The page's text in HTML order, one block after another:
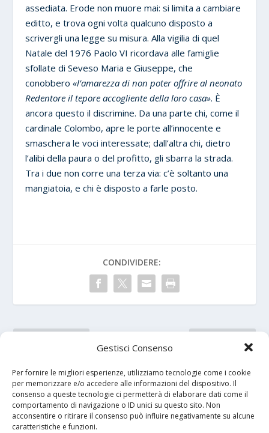
Gestisci Consenso
Per fornire le migliori esperienze, utilizziamo tecnologie come i cookie
per memorizzare e/o accedere alle informazioni del dispositivo. Il
consenso a queste tecnologie ci permetterà di elaborare dati come il
comportamento di navigazione o ID unici su questo sito. Non
acconsentire o ritirare il consenso può influire negativamente su alcune
caratteristiche e funzioni.
assediata. Erode non muore mai: si limita a cambiare
editto, e trova ogni volta qualcuno disposto a
scrivergli una legge su misura. Alla vigilia di quel
Natale del 1976 Paolo VI ricordava alle famiglie
sfollate di Seveso Maria e Giuseppe, che
conobbero«l’amarezza di non poter offrire al neonato
Redentore il tepore accogliente della loro casa». È
ancora questo il discrimine. Da una parte chi, come il
cardinale Colombo, apre le porte all’innocente e
smaschera le voci interessate; dall’altra chi, dietro
l’alibi della paura o del profitto, gli sbarra la strada.
Tra i due non corre una terza via: c’è soltanto una
mangiatoia, e chi è disposto a farle posto.
CONDIVIDERE:
Maturità 2026 e caso
Yamal: la fatica scomparsa
della Generazione Z
Russia, Baltico e
Scandinavia: quanto è
reale la minaccia
CIRCA L'AUTORE